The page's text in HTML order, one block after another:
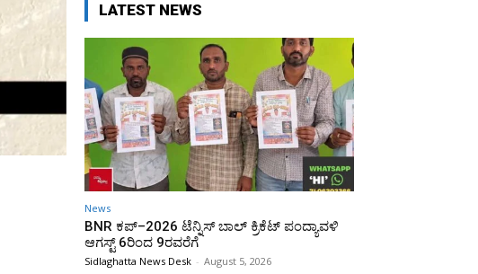
LATEST NEWS
News
BNR ಕಪ್–2026 ಟೆನ್ನಿಸ್ ಬಾಲ್ ಕ್ರಿಕೆಟ್ ಪಂದ್ಯಾವಳಿ
ಆಗಸ್ಟ್ 6ರಿಂದ 9ರವರೆಗೆ
Sidlaghatta News Desk - August 5, 2026